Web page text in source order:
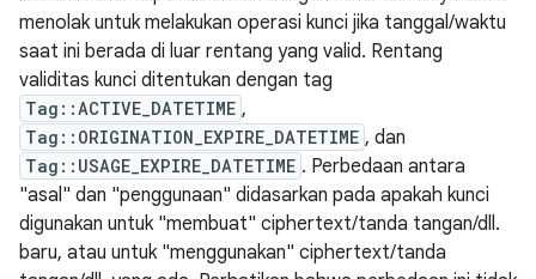
menolak untuk melakukan operasi kunci jika tanggal/waktu
saat ini berada di luar rentang yang valid. Rentang
validitas kunci ditentukan dengan tag
Tag::ACTIVE_DATETIME ,
Tag::ORIGINATION_EXPIRE_DATETIME , dan
Tag::USAGE_EXPIRE_DATETIME . Perbedaan antara
"asal" dan "penggunaan" didasarkan pada apakah kunci
digunakan untuk "membuat" ciphertext/tanda tangan/dll.
baru, atau untuk "menggunakan" ciphertext/tanda